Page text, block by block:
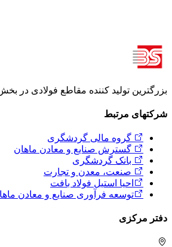
بزرگترین تولید کننده مقاطع فولادی در
شرکتهای مرتبط
گروه مالی گردشگری
گسترش صنایع و معادن ماهان
بانک گردشگری
صنعت، معدن و تجارت
احیا استیل فولاد بافت
توسعه فرآوری صنایع و معادن
دفتر مرکزی